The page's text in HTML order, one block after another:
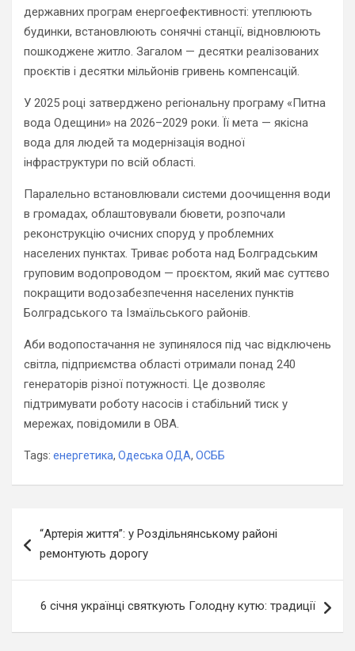
державних програм енергоефективності: утеплюють
будинки, встановлюють сонячні станції, відновлюють
пошкоджене житло. Загалом — десятки реалізованих
проєктів і десятки мільйонів гривень компенсацій.
У 2025 році затверджено регіональну програму «Питна
вода Одещини» на 2026–2029 роки. Її мета — якісна
вода для людей та модернізація водної
інфраструктури по всій області.
Паралельно встановлювали системи доочищення води
в громадах, облаштовували бювети, розпочали
реконструкцію очисних споруд у проблемних
населених пунктах. Триває робота над Болградським
груповим водопроводом — проєктом, який має суттєво
покращити водозабезпечення населених пунктів
Болградського та Ізмаїльського районів.
Аби водопостачання не зупинялося під час відключень
світла, підприємства області отримали понад 240
генераторів різної потужності. Це дозволяє
підтримувати роботу насосів і стабільний тиск у
мережах, повідомили в ОВА.
Tags: енергетика, Одеська ОДА, ОСББ
записів
“Артерія життя”: у Роздільнянському районі
ремонтують дорогу
6 січня українці святкують Голодну кутю: традиції